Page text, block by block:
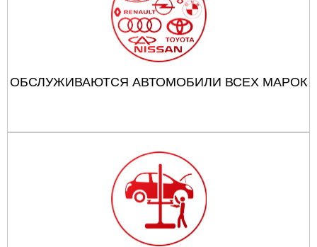
ОБСЛУЖИВАЮТСЯ АВТОМОБИЛИ ВСЕХ МАРОК